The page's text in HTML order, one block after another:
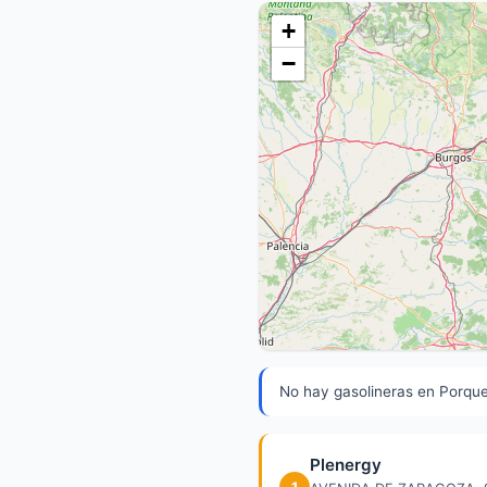
+
−
No hay gasolineras en
Plenergy